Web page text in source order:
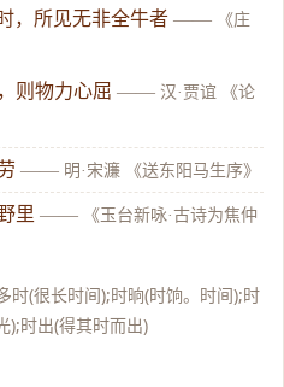
，所见无非全牛者 ——
《庄
则物力心屈 —— 汉·贾谊 《论
—— 明·宋濂 《送东阳马生序》
里 ——
《玉台新咏·古诗为焦仲
时(很长时间);时晌(时饷。时间);时
);时出(得其时而出)